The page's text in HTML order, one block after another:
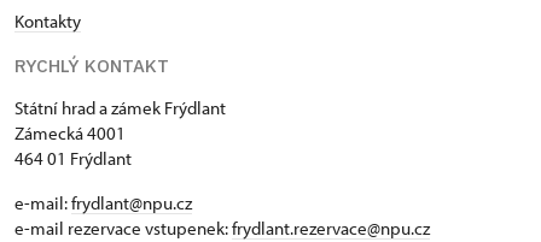
Kontakty
RYCHLÝ KONTAKT
Státní hrad a zámek Frýdlant
Zámecká 4001
464 01 Frýdlant
e-mail:frydlant@npu.cz
e-mail rezervace vstupenek:frydlant.rezervace@npu.cz